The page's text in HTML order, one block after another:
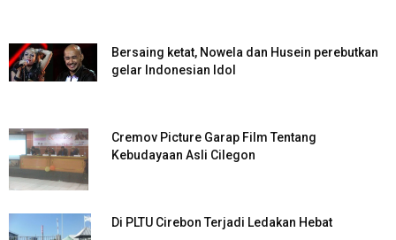
Bersaing ketat, Nowela dan Husein perebutkan
gelar Indonesian Idol
Cremov Picture Garap Film Tentang
Kebudayaan Asli Cilegon
Di PLTU Cirebon Terjadi Ledakan Hebat